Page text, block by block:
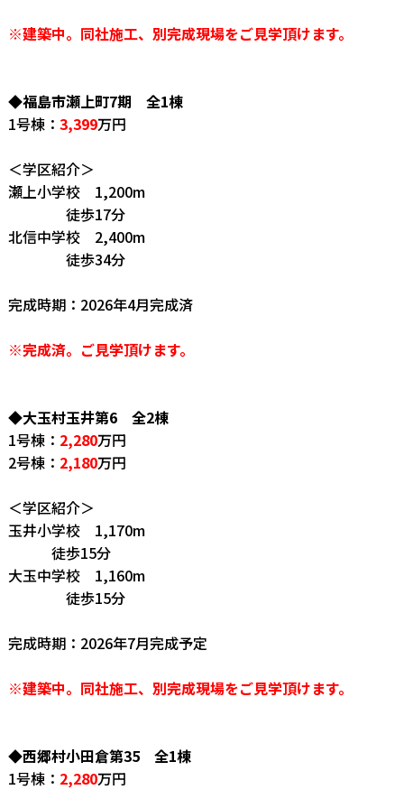
※建築中。同社施工、別完成現場をご見学頂けます。
◆福島市瀬上町7期 全1棟
1号棟： 3,399万円
＜学区紹介＞
瀬上小学校 1,200m
徒歩17分
北信中学校 2,400m
徒歩34分
完成時期：2026年4月完成済
※完成済。ご見学頂けます。
◆大玉村玉井第6 全2棟
1号棟： 2,280万円
2号棟： 2,180万円
＜学区紹介＞
玉井小学校 1,170m
徒歩15分
大玉中学校 1,160m
徒歩15分
完成時期：2026年7月完成予定
※建築中。同社施工、別完成現場をご見学頂けます。
◆西郷村小田倉第35 全1棟
1号棟： 2,280万円